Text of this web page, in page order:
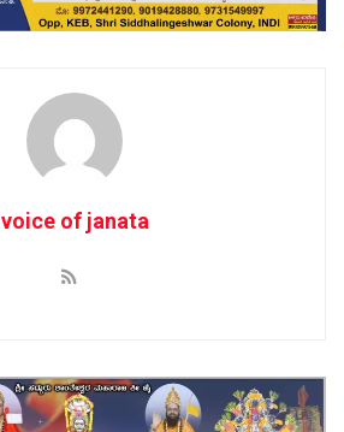
voice of janata